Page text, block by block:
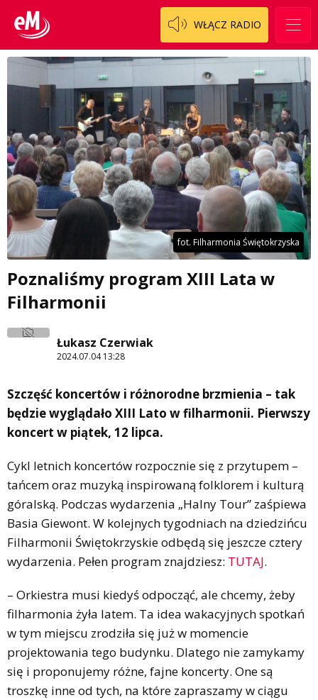
WŁĄCZ RADIO
fot. Filharmonia Świętokrzyska
Poznaliśmy program XIII Lata w
Filharmonii
Łukasz Czerwiak
2024.07.04 13:28
Szczęść koncertów i różnorodne brzmienia – tak
będzie wyglądało XIII Lato w filharmonii. Pierwszy
koncert w piątek, 12 lipca.
Cykl letnich koncertów rozpocznie się z przytupem –
tańcem oraz muzyką inspirowaną folklorem i kulturą
góralską. Podczas wydarzenia „Halny Tour” zaśpiewa
Basia Giewont. W kolejnych tygodniach na dziedzińcu
Filharmonii Świętokrzyskie odbędą się jeszcze cztery
wydarzenia. Pełen program znajdziesz: TUTAJ.
– Orkiestra musi kiedyś odpocząć, ale chcemy, żeby
filharmonia żyła latem. Ta idea wakacyjnych spotkań
w tym miejscu zrodziła się już w momencie
projektowania tego budynku. Dlatego nie zamykamy
się i proponujemy różne, fajne koncerty. One są
troszkę inne od tych, na które zapraszamy w ciągu